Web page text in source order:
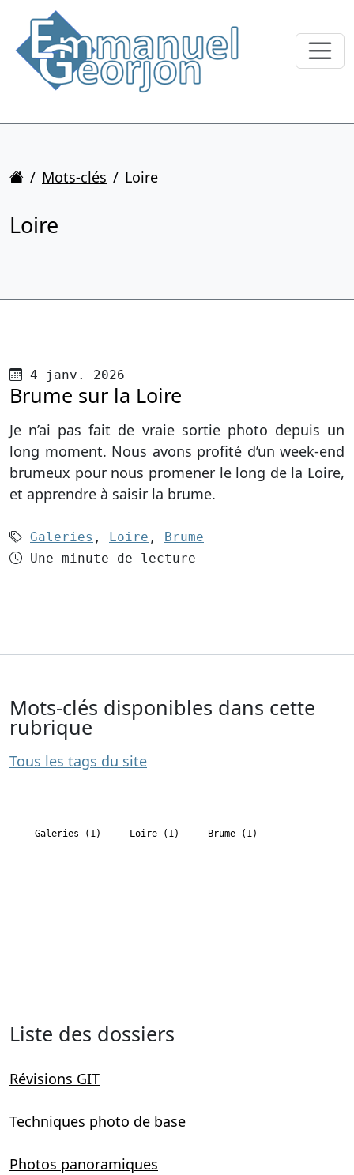
Accueil
Mots-clés Loire
Loire
Publié le
4 janv. 2026
Brume sur la Loire
Je n’ai pas fait de vraie sortie photo depuis un
long moment. Nous avons profité d’un week-end
brumeux pour nous promener le long de la Loire,
et apprendre à saisir la brume.
Mots-clés (3):
Galeries , Loire , Brume
Temps de lecture
Une minute de lecture
Mots-clés disponibles dans cette
rubrique
Tous les tags du site
Galeries (1) Loire (1) Brume (1)
Liste des dossiers
Révisions GIT
Techniques photo de base
Photos panoramiques